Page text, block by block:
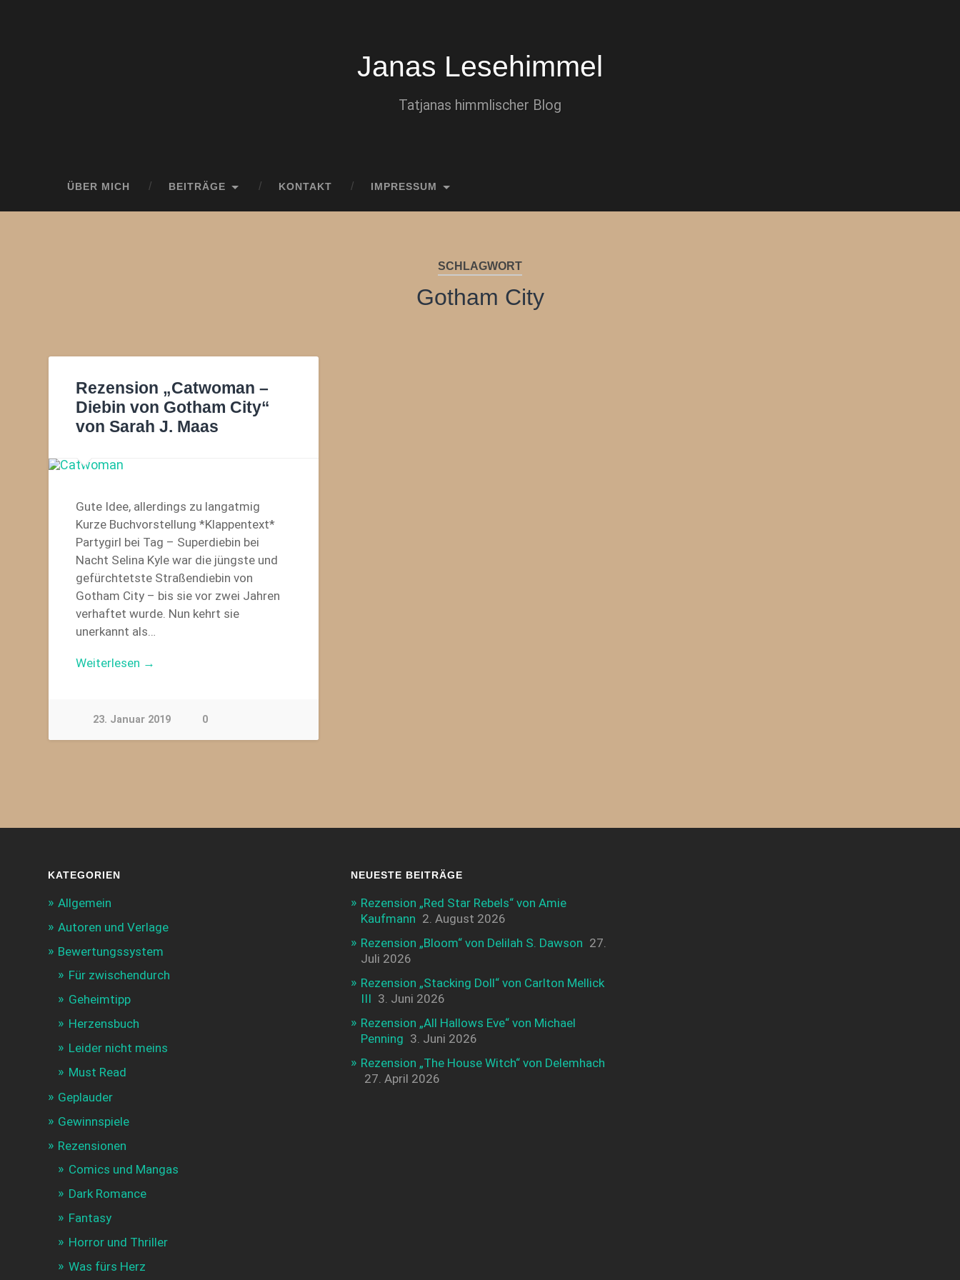
Janas Lesehimmel
Tatjanas himmlischer Blog
ÜBER MICH BEITRÄGE KONTAKT IMPRESSUM
SCHLAGWORT
Gotham City
Rezension „Catwoman –
Diebin von Gotham City“
von Sarah J. Maas
Gute Idee, allerdings zu langatmig
Kurze Buchvorstellung *Klappentext*
Partygirl bei Tag – Superdiebin bei
Nacht Selina Kyle war die jüngste und
gefürchtetste Straßendiebin von
Gotham City – bis sie vor zwei Jahren
verhaftet wurde. Nun kehrt sie
unerkannt als…
Weiterlesen →
23. Januar 2019 0
KATEGORIEN
Allgemein
Autoren und Verlage
Bewertungssystem
Für zwischendurch
Geheimtipp
Herzensbuch
Leider nicht meins
Must Read
Geplauder
Gewinnspiele
Rezensionen
Comics und Mangas
Dark Romance
Fantasy
Horror und Thriller
Was fürs Herz
NEUESTE BEITRÄGE
Rezension „Red Star Rebels“ von Amie
Kaufmann 2. August 2026
Rezension „Bloom“ von Delilah S. Dawson 27.
Juli 2026
Rezension „Stacking Doll“ von Carlton Mellick
III 3. Juni 2026
Rezension „All Hallows Eve“ von Michael
Penning 3. Juni 2026
Rezension „The House Witch“ von Delemhach
27. April 2026